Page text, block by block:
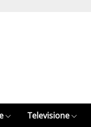
Televisione